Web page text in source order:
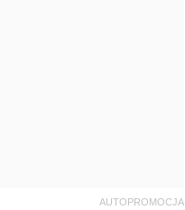
AUTOPROMOCJA